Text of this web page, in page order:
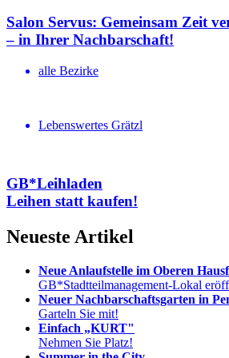
Salon Servus: Gemeinsam Zeit
– in Ihrer Nachbar­schaft!
alle Bezirke
Lebenswertes Grätzl
GB*Leihladen
Leihen statt kaufen!
Neueste Artikel
Neue Anlaufstelle im Oberen
GB*Stadtteilmanagement-Lokal
Neuer Nachbarschaftsgarten in
Garteln Sie mit!
Einfach „KURT"
Nehmen Sie Platz!